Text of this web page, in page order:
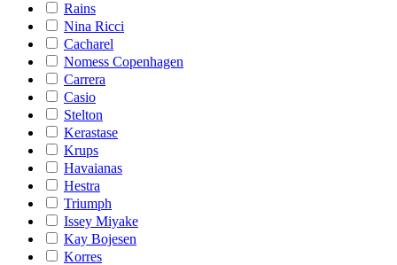
Rains
Nina Ricci
Cacharel
Nomess Copenhagen
Carrera
Casio
Stelton
Kerastase
Krups
Havaianas
Hestra
Triumph
Issey Miyake
Kay Bojesen
Korres